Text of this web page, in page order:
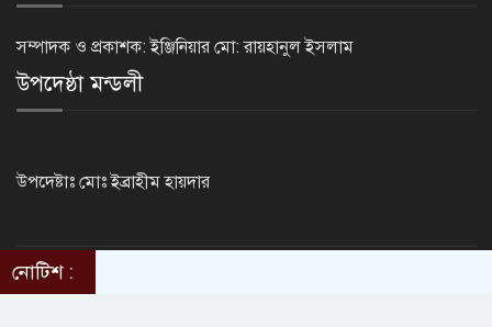
জেনে নিন মুক্তির উপায়
সম্পাদক ও প্রকাশক: ইঞ্জিনিয়ার মো: রায়হানুল ইসলাম
উপদেষ্ঠা মন্ডলী
উপদেষ্টাঃ মোঃ ইব্রাহীম হায়দার
নোটিশ :